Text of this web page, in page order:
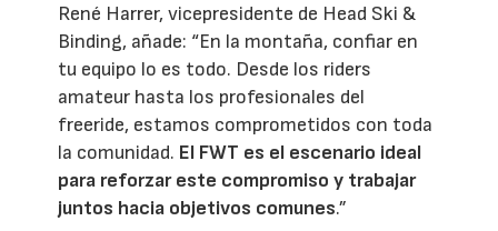
René Harrer, vicepresidente de Head Ski &
Binding, añade: “En la montaña, confiar en
tu equipo lo es todo. Desde los riders
amateur hasta los profesionales del
freeride, estamos comprometidos con toda
la comunidad. El FWT es el escenario ideal
para reforzar este compromiso y trabajar
juntos hacia objetivos comunes.”